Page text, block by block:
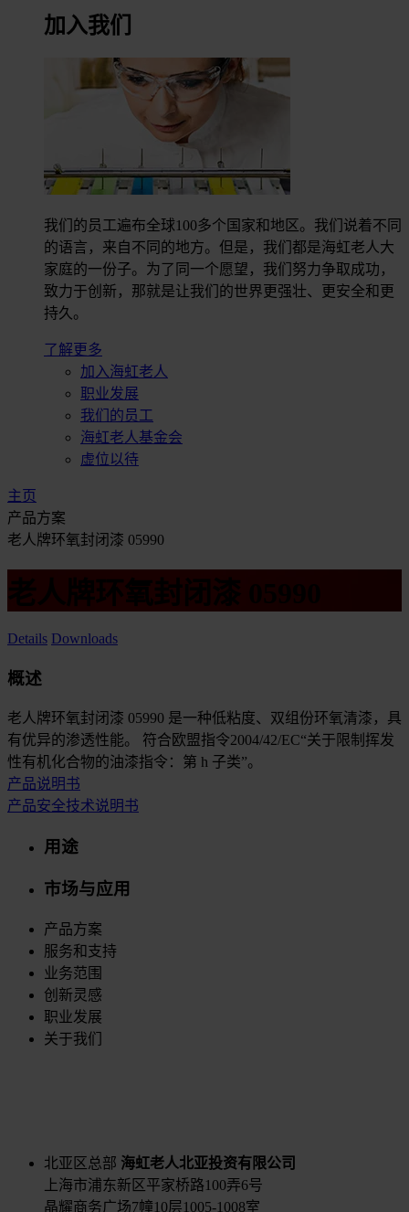
加入我们
我们的员工遍布全球100多个国家和地区。我们说着不同
的语言，来自不同的地方。但是，我们都是海虹老人大
家庭的一份子。为了同一个愿望，我们努力争取成功，
致力于创新，那就是让我们的世界更强壮、更安全和更
持久。
了解更多
加入海虹老人
职业发展
我们的员工
海虹老人基金会
虚位以待
主页
产品方案
老人牌环氧封闭漆 05990
老人牌环氧封闭漆 05990
Details Downloads
概述
老人牌环氧封闭漆 05990 是一种低粘度、双组份环氧清漆，具
有优异的渗透性能。 符合欧盟指令2004/42/EC“关于限制挥发
性有机化合物的油漆指令：第 h 子类”。
产品说明书
产品安全技术说明书
用途
市场与应用
产品方案
服务和支持
业务范围
创新灵感
职业发展
关于我们
北亚区总部 海虹老人北亚投资有限公司
上海市浦东新区平家桥路100弄6号
晶耀商务广场7幢10层1005-1008室